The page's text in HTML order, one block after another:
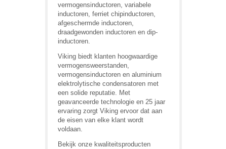
vermogensinductoren, variabele
inductoren, ferriet chipinductoren,
afgeschermde inductoren,
draadgewonden inductoren en dip-
inductoren.
Viking biedt klanten hoogwaardige
vermogensweerstanden,
vermogensinductoren en aluminium
elektrolytische condensatoren met
een solide reputatie. Met
geavanceerde technologie en 25 jaar
ervaring zorgt Viking ervoor dat aan
de eisen van elke klant wordt
voldaan.
Bekijk onze kwaliteitsproducten